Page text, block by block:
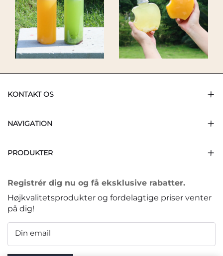
KONTAKT OS
NAVIGATION
PRODUKTER
Registrér dig nu og få eksklusive rabatter.
Højkvalitetsprodukter og fordelagtige priser venter
på dig!
Din email